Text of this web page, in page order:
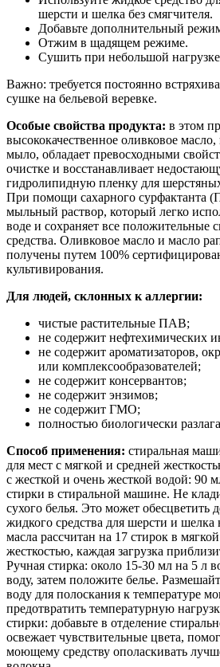
шерсти и шелка без смягчителя.
Добавьте дополнительный
Отжим в щадящем режиме.
Сушить при небольшой
Важно: требуется постоянно
сушке на бельевой веревке.
Особые свойства продукта: в этом
высококачественное оливковое масло,
мыло, обладает превосходными
очистке и восстанавливает
гидролипидную пленку для
При помощи сахарного сурфактанта
мыльный раствор, который легко
воде и сохраняет все положительные
средства. Оливковое масло и масло
получены путем 100%
культивирования.
Для людей, склонных к аллергии:
чистые растительные ПАВ;
не содержит нефтехимических
не содержит ароматизаторов,
или комплексообразователей;
не содержит консервантов;
не содержит энзимов;
не содержит ГМО;
полностью биологически
Способ применения: стиральная
для мест с мягкой и средней
с жесткой и очень жесткой водой: 90
стирки в стиральной машине. Не
сухого белья. Это может обесцветить
жидкого средства для шерсти и шелка
масла рассчитан на 17 стирок в
жесткостью, каждая загрузка
Ручная стирка: около 15-30 мл на 5 л
воду, затем положите белье.
воду для полоскания к температуре
предотвратить температурную
стирки: добавьте в отделение
освежает чувствительные цвета,
моющему средству ополаскивать